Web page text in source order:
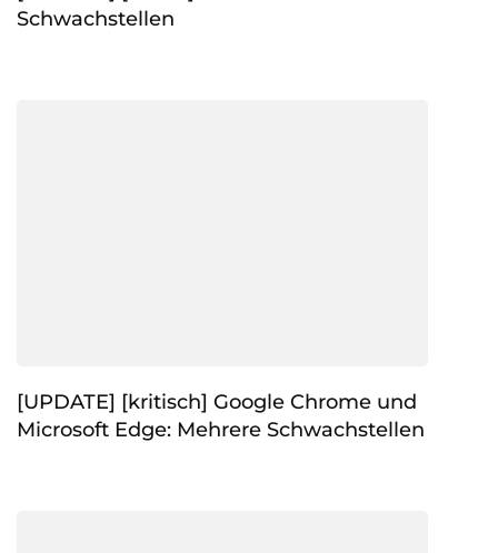
Schwachstellen
[UPDATE] [kritisch] Google Chrome und
Microsoft Edge: Mehrere Schwachstellen